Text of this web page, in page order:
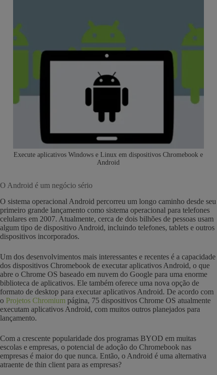
Execute aplicativos Windows e Linux em dispositivos Chromebook e
Android
O Android é um negócio sério
O sistema operacional Android percorreu um longo caminho desde seu
primeiro grande lançamento como sistema operacional para telefones
celulares em 2007. Atualmente, cerca de dois bilhões de pessoas usam
algum tipo de dispositivo Android, incluindo telefones, tablets e outros
dispositivos incorporados.
Um dos desenvolvimentos mais interessantes e recentes é a capacidade
dos dispositivos Chromebook de executar aplicativos Android, o que
abre o Chrome OS baseado em nuvem do Google para uma enorme
biblioteca de aplicativos. Ele também oferece uma nova opção de
formato de desktop para executar aplicativos Android. De acordo com
o Projetos Chromium página, 75 dispositivos Chrome OS atualmente
executam aplicativos Android, com muitos outros planejados para
lançamento.
Com a crescente popularidade dos programas BYOD em muitas
escolas e empresas, o potencial de adoção do Chromebook nas
empresas é maior do que nunca. Então, o Android é uma alternativa
atraente de thin client para as empresas?